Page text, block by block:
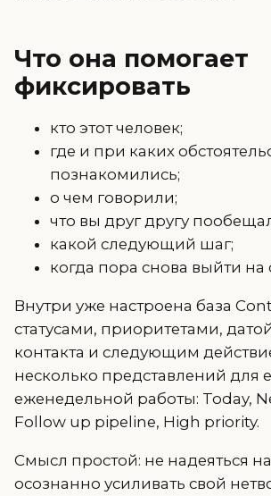
Что она помогает
фиксировать
кто этот человек;
где и при каких
познакомились;
о чем говорили;
что вы друг другу
какой следующий шаг;
когда пора снова выйти на
Внутри уже настроена база
статусами, приоритетами,
контакта и следующим
несколько представлений для
еженедельной работы: Today,
Follow up pipeline, High priority.
Смысл простой: не надеяться
осознанно усиливать свой